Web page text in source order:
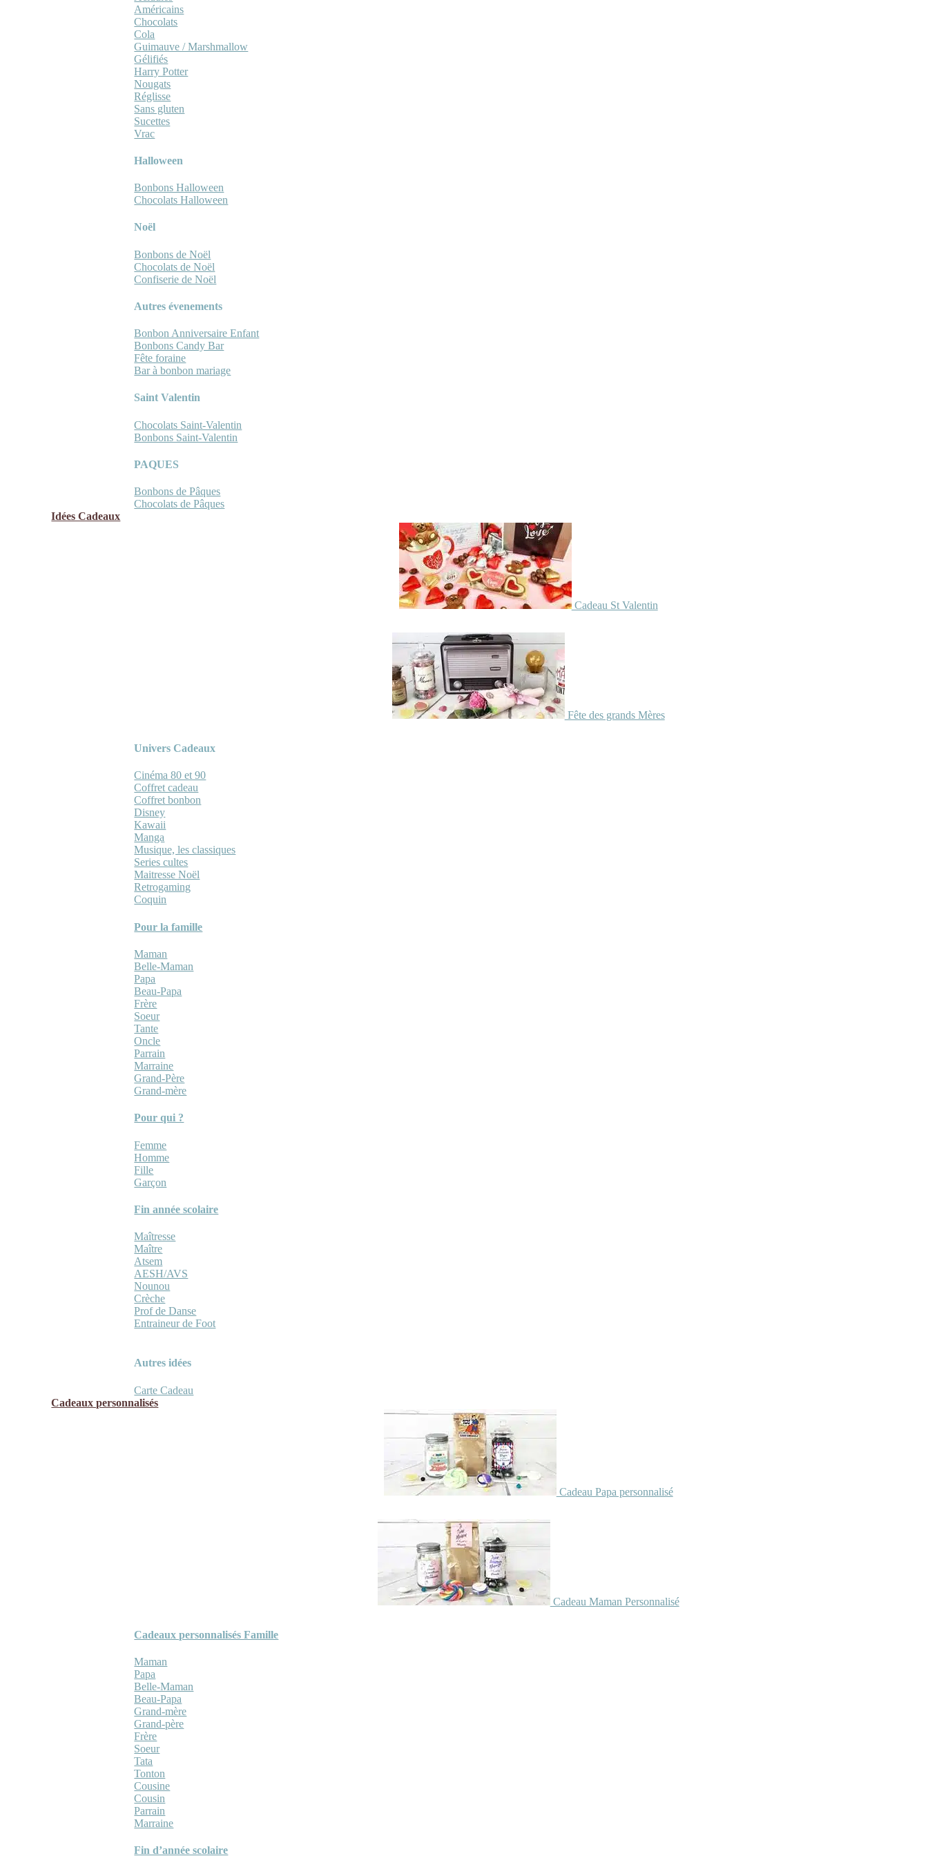
Américains
Chocolats
Cola
Guimauve / Marshmallow
Gélifiés
Harry Potter
Nougats
Réglisse
Sans gluten
Sucettes
Vrac
Halloween
Bonbons Halloween
Chocolats Halloween
Noël
Bonbons de Noël
Chocolats de Noël
Confiserie de Noël
Autres évenements
Bonbon Anniversaire Enfant
Bonbons Candy Bar
Fête foraine
Bar à bonbon mariage
Saint Valentin
Chocolats Saint-Valentin
Bonbons Saint-Valentin
PAQUES
Bonbons de Pâques
Chocolats de Pâques
Idées Cadeaux
Cadeau St Valentin
Fête des grands Mères
Univers Cadeaux
Cinéma 80 et 90
Coffret cadeau
Coffret bonbon
Disney
Kawaii
Manga
Musique, les classiques
Series cultes
Maitresse Noël
Retrogaming
Coquin
Pour la famille
Maman
Belle-Maman
Papa
Beau-Papa
Frère
Soeur
Tante
Oncle
Parrain
Marraine
Grand-Père
Grand-mère
Pour qui ?
Femme
Homme
Fille
Garçon
Fin année scolaire
Maîtresse
Maître
Atsem
AESH/AVS
Nounou
Crèche
Prof de Danse
Entraineur de Foot
Autres idées
Carte Cadeau
Cadeaux personnalisés
Cadeau Papa personnalisé
Cadeau Maman Personnalisé
Cadeaux personnalisés Famille
Maman
Papa
Belle-Maman
Beau-Papa
Grand-mère
Grand-père
Frère
Soeur
Tata
Tonton
Cousine
Cousin
Parrain
Marraine
Fin d’année scolaire